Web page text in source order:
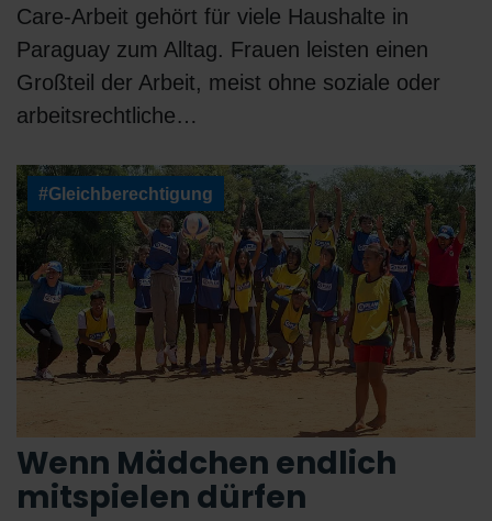
Care-Arbeit gehört für viele Haushalte in
Paraguay zum Alltag. Frauen leisten einen
Großteil der Arbeit, meist ohne soziale oder
arbeitsrechtliche…
#Gleichberechtigung
Wenn Mädchen endlich
mitspielen dürfen